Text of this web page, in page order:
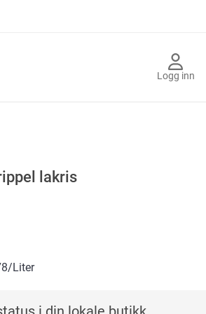
Logg inn
lakris
/Liter